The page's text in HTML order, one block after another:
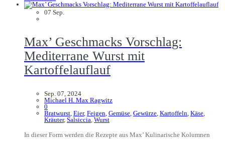
07 Sep.
Max’ Geschmacks Vorschlag:
Mediterrane Wurst mit
Kartoffelauflauf
Sep. 07, 2024
Michael H. Max Ragwitz
0
Bratwurst Eier, Feigen Gemüse Gewürze Kartoffeln Käse
Kräuter, Salsiccia Wurst
In dieser Form werden die Rezepte aus Max’ Kulinarische Kolumnen